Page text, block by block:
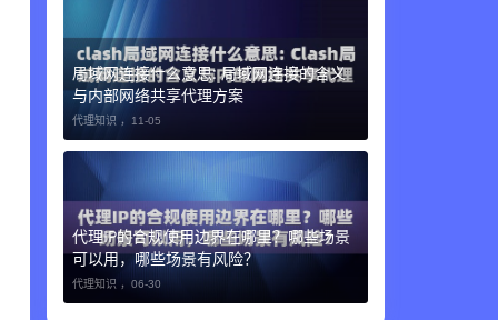
局域网连接什么意思: 局域网连接的含义
与内部网络共享代理方案
代理IP的合规使用边界在哪里？哪些场景
可以用，哪些场景有风险？